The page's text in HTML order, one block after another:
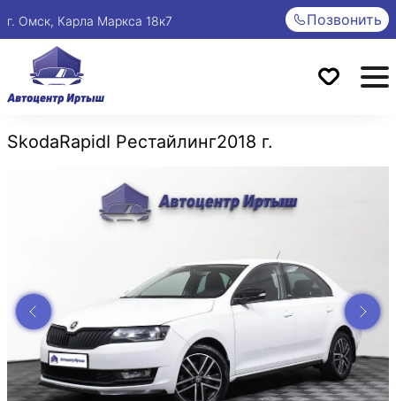
г. Омск, Карла Маркса 18к7 Позвонить
SkodaRapidI Рестайлинг2018 г.